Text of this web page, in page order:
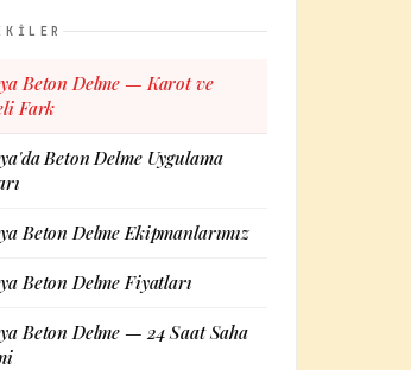
Beton Delme — Karot ve
Fark
Beton Delme Uygulama
Beton Delme Ekipmanlarımız
Beton Delme Fiyatları
Beton Delme — 24 Saat Saha